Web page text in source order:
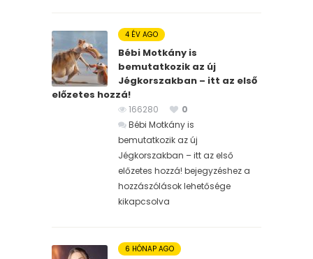
4 ÉV AGO
Bébi Motkány is
bemutatkozik az új
Jégkorszakban – itt az első
előzetes hozzá!
166280
0
Bébi Motkány is
bemutatkozik az új
Jégkorszakban – itt az első
előzetes hozzá! bejegyzéshez a
hozzászólások lehetősége
kikapcsolva
6 HÓNAP AGO